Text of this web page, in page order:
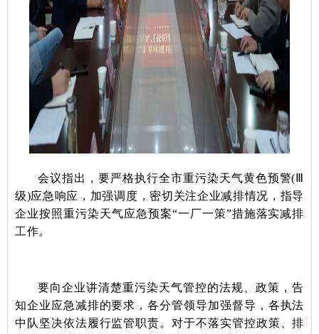
会议指出，要严格执行全市重污染天气黄色预警(Ⅲ
级)应急响应，加强调度，密切关注企业减排情况，指导
企业按照重污染天气应急预案“一厂一策”措施落实减排
工作。
要向企业讲清楚重污染天气管控的法规、政策，告
知企业应急减排的要求，各分管领导加强督导，各执法
中队坚决依法履行监管职责。对于不落实管控政策、排